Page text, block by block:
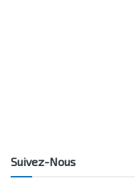
Suivez-Nous